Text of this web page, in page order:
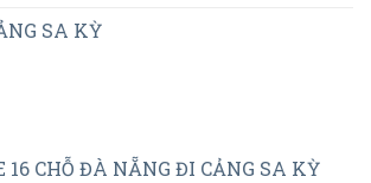
SA KỲ
16 CHỖ ĐÀ NẴNG ĐI CẢNG SA KỲ